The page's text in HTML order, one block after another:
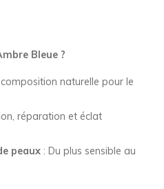
Bleue ?
naturelle pour le
réparation et éclat
peaux : Du plus sensible au